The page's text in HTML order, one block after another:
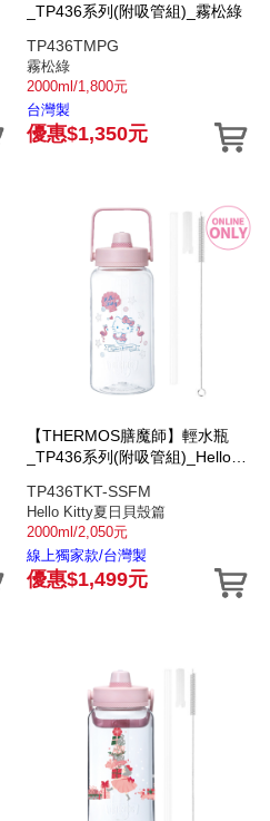
_TP436系列(附吸管組)_霧松綠
TP436TMPG
霧松綠
2000ml/1,800元
台灣製
優惠$1,350元
【THERMOS膳魔師】輕水瓶
_TP436系列(附吸管組)_Hello
TP436TKT-SSFM
Hello Kitty夏日貝殼篇
2000ml/2,050元
線上獨家款/台灣製
優惠$1,499元